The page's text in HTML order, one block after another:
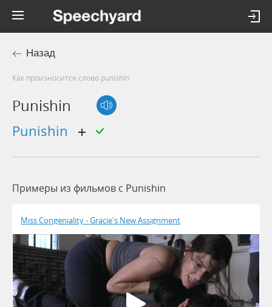
Назад
Как произносится слово punishin
Punishin
punishin
Примеры из фильмов c Punishin
Miss Congeniality - Gracie's New Assignment